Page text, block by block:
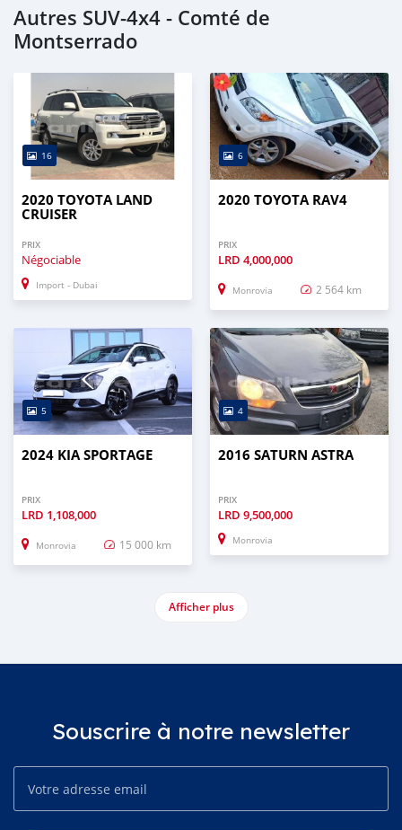
Autres SUV‒4x4 - Comté de
Montserrado
16
2020 TOYOTA LAND
CRUISER
PRIX
Négociable
Import - Dubai
6
2020 TOYOTA RAV4
PRIX
LRD 4,000,000
Monrovia 2 564 km
5
2024 KIA SPORTAGE
PRIX
LRD 1,108,000
Monrovia 15 000 km
4
2016 SATURN ASTRA
PRIX
LRD 9,500,000
Monrovia
Afficher plus
Souscrire à notre newsletter